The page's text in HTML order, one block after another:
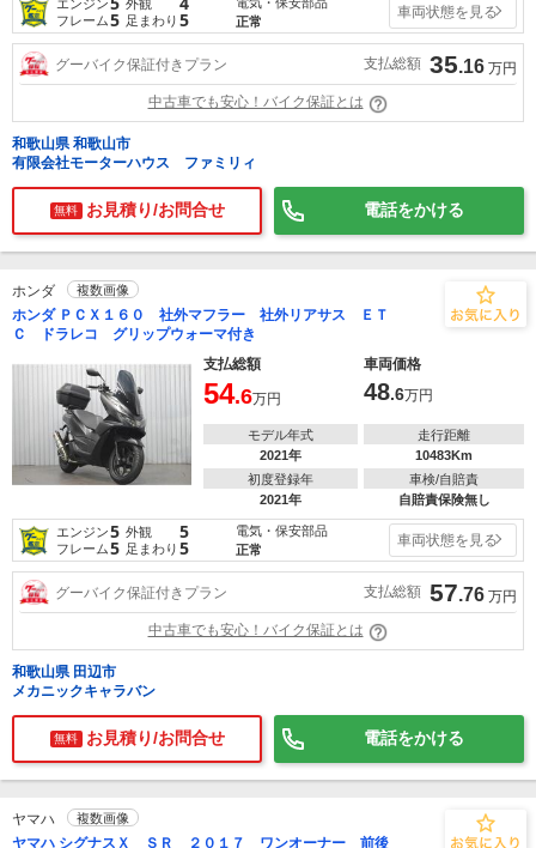
フレーム5 足まわり 5
正常
車両状態を見る
グーバイク保証付きプラン 支払総額 35.16 万円
中古車でも安心！バイク保証とは
和歌山県 和歌山市
有限会社モーターハウス ファミリィ
無料 お見積り/お問合せ 電話をかける
ホンダ 複数画像
ホンダ ＰＣＸ１６０ 社外マフラー 社外リアサス ＥＴ
Ｃ ドラレコ グリップウォーマ付き
支払総額
車両価格
54.6万円 48.6万円
モデル年式
2021年
走行距離
10483Km
初度登録年
2021年
車検/自賠責
自賠責保険無し
エンジン5 外観 5
フレーム5 足まわり 5
電気・保安部品
正常
車両状態を見る
グーバイク保証付きプラン 支払総額 57.76 万円
中古車でも安心！バイク保証とは
和歌山県 田辺市
メカニックキャラバン
無料 お見積り/お問合せ 電話をかける
ヤマハ 複数画像
ヤマハ シグナスＸ ＳＲ ２０１７ ワンオーナー 前後